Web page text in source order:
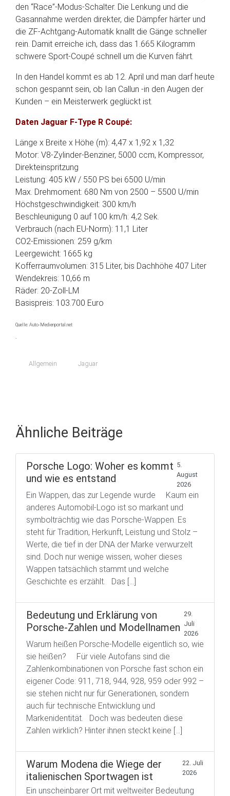
den “Race”-Modus-Schalter. Die Lenkung und die
Gasannahme werden direkter, die Dämpfer härter und
die ZF-Achtgang-Automatik knallt die Gänge schneller
rein. Damit erreiche ich, dass das 1.665 Kilogramm
schwere Sport-Coupé schnell um die Kurven fährt.
In den Handel kommt es ab 12. April und man darf heute
schon gespannt sein, ob Ian Callun -in den Augen der
Kunden – ein Meisterwerk geglückt ist.
Daten Jaguar F-Type R Coupé:
Länge x Breite x Höhe (m): 4,47 x 1,92 x 1,32
Motor: V8-Zylinder-Benziner, 5000 ccm, Kompressor,
Direkteinspritzung
Leistung: 405 kW / 550 PS bei 6500 U/min
Max. Drehmoment: 680 Nm von 2500 – 5500 U/min
Höchstgeschwindigkeit: 300 km/h
Beschleunigung 0 auf 100 km/h: 4,2 Sek.
Verbrauch (nach EU-Norm): 11,1 Liter
CO2-Emissionen: 259 g/km
Leergewicht: 1665 kg
Kofferraumvolumen: 315 Liter, bis Dachhöhe 407 Liter
Wendekreis: 10,66 m
Räder: 20-Zoll-LM
Basispreis: 103.700 Euro
Quelle: Auto-Medienportal.net
.
Allgemein Jaguar
Ähnliche Beiträge
Porsche Logo: Woher es kommt
und wie es entstand
5.
August
2026
Ein Wappen, das zur Legende wurde Kaum ein
anderes Automobil-Logo ist so markant und
symbolträchtig wie das Porsche-Wappen. Es
steht für Tradition, Herkunft, Leistung und Stolz –
Werte, die tief in der DNA der Marke verwurzelt
sind. Doch nur wenige wissen, woher dieses
Wappen tatsächlich stammt und welche
Geschichte es erzählt. Das […]
Bedeutung und Erklärung von
Porsche-Zahlen und Modellnamen
29.
Juli
2026
Warum heißen Porsche-Modelle eigentlich so, wie
sie heißen? Für viele Autofans sind die
Zahlenkombinationen von Porsche fast schon ein
eigener Code: 911, 718, 944, 928, 959 oder 992 –
sie stehen nicht nur für Generationen, sondern
auch für technische Entwicklung und
Markenidentität. Doch was bedeuten diese
Zahlen wirklich? Hinter ihnen steckt keine […]
Warum Modena die Wiege der
italienischen Sportwagen ist
22. Juli
2026
Ein unscheinbarer Ort mit weltweiter Bedeutung